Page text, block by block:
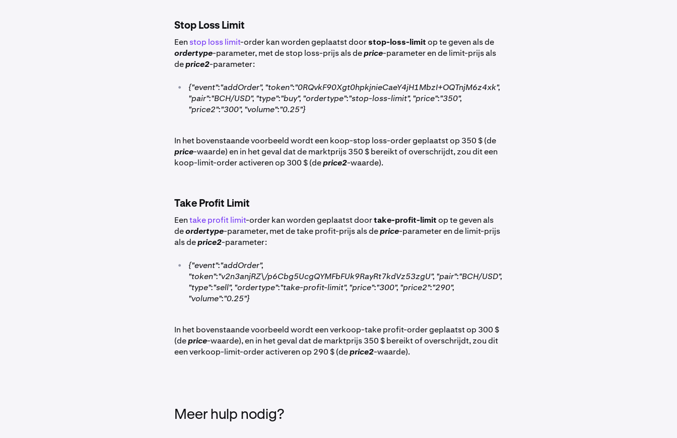
Stop Loss Limit
Een stop loss limit-order kan worden geplaatst doorstop-loss-limitop te geven als de
ordertype-parameter, met de stop loss-prijs als deprice-parameter en de limit-prijs als
deprice2-parameter:
•
{"event":"addOrder", "token":"0RQvkF90Xgt0hpkjnieCaeY4jH1MbzI+OQTnjM6z4xk",
"pair":"BCH/USD", "type":"buy", "ordertype":"stop-loss-limit", "price":"350",
"price2":"300", "volume":"0.25"}
In het bovenstaande voorbeeld wordt een koop-stop loss-order geplaatst op 350 $ (de
price-waarde) en in het geval dat de marktprijs 350 $ bereikt of overschrijdt, zou dit een
koop-limit-order activeren op 300 $ (deprice2-waarde).
Take Profit Limit
Eentake profit limit-order kan worden geplaatst doortake-profit-limitop te geven als
deordertype-parameter, met de take profit-prijs als deprice-parameter en de limit-prijs
als deprice2-parameter:
•
{"event":"addOrder",
"token":"v2n3anjRZ\/p6Cbg5UcgQYMFbFUk9RayRt7kdVz53zgU", "pair":"BCH/USD",
"type":"sell", "ordertype":"take-profit-limit", "price":"300", "price2":"290",
"volume":"0.25"}
In het bovenstaande voorbeeld wordt een verkoop-take profit-order geplaatst op 300 $
(deprice-waarde), en in het geval dat de marktprijs 350 $ bereikt of overschrijdt, zou dit
een verkoop-limit-order activeren op 290 $ (deprice2-waarde).
Meer hulp nodig?